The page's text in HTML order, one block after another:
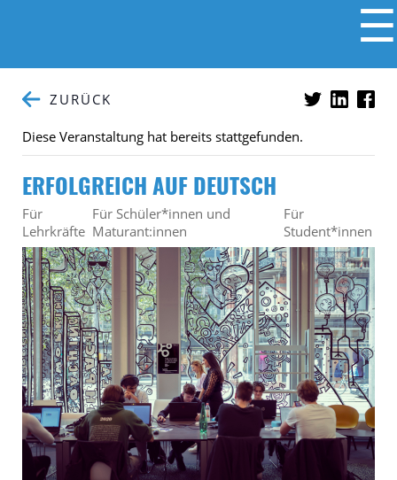
☰
ZURÜCK
Diese Veranstaltung hat bereits stattgefunden.
ERFOLGREICH AUF DEUTSCH
Für
Lehrkräfte
Für Schüler*innen und
Maturant:innen
Für
Student*innen